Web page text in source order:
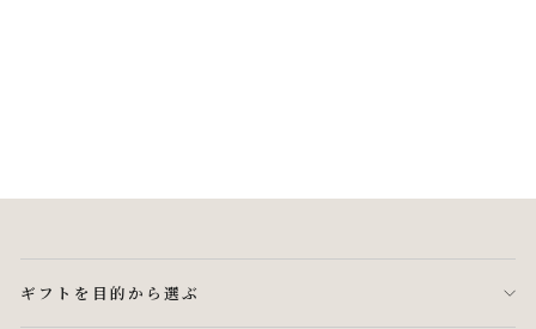
ギフトを目的から選ぶ